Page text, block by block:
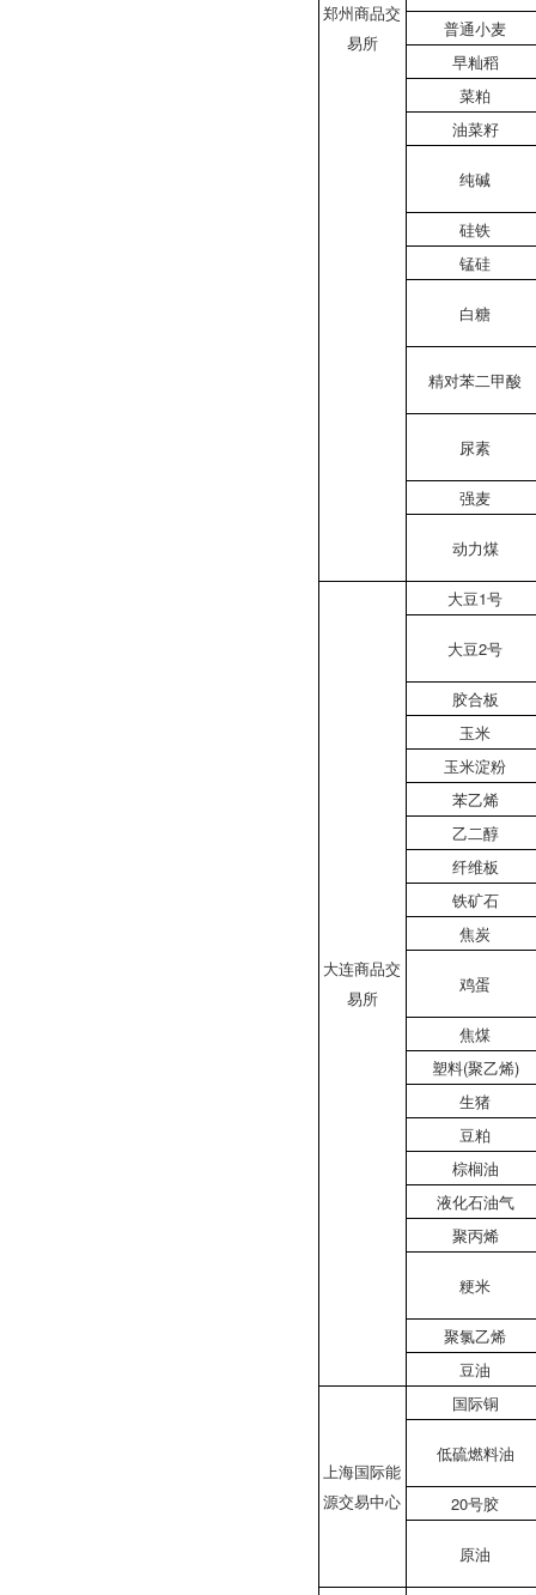
郑州商品交
易所
普通小麦
早籼稻
菜粕
油菜籽
纯碱
硅铁
锰硅
白糖
精对苯二甲酸
尿素
强麦
动力煤
大连商品交
易所
大豆1号
大豆2号
胶合板
玉米
玉米淀粉
苯乙烯
乙二醇
纤维板
铁矿石
焦炭
鸡蛋
焦煤
塑料(聚乙烯)
生猪
豆粕
棕榈油
液化石油气
聚丙烯
粳米
聚氯乙烯
豆油
上海国际能
源交易中心
国际铜
低硫燃料油
20号胶
原油